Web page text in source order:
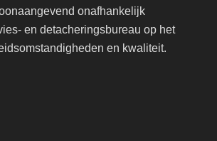
onafhankelijk
en detacheringsbureau op het
en kwaliteit.